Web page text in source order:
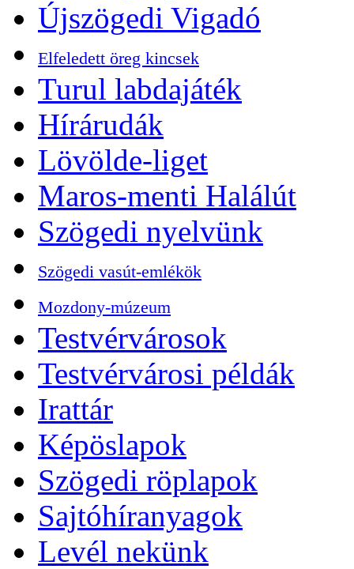
Újszögedi Vigadó
Elfeledett öreg kincsek
Turul labdajáték
Hírárudák
Lövölde-liget
Maros-menti Halálút
Szögedi nyelvünk
Szögedi vasút-emlékök
Mozdony-múzeum
Testvérvárosok
Testvérvárosi példák
Irattár
Képöslapok
Szögedi röplapok
Sajtóhíranyagok
Levél nekünk